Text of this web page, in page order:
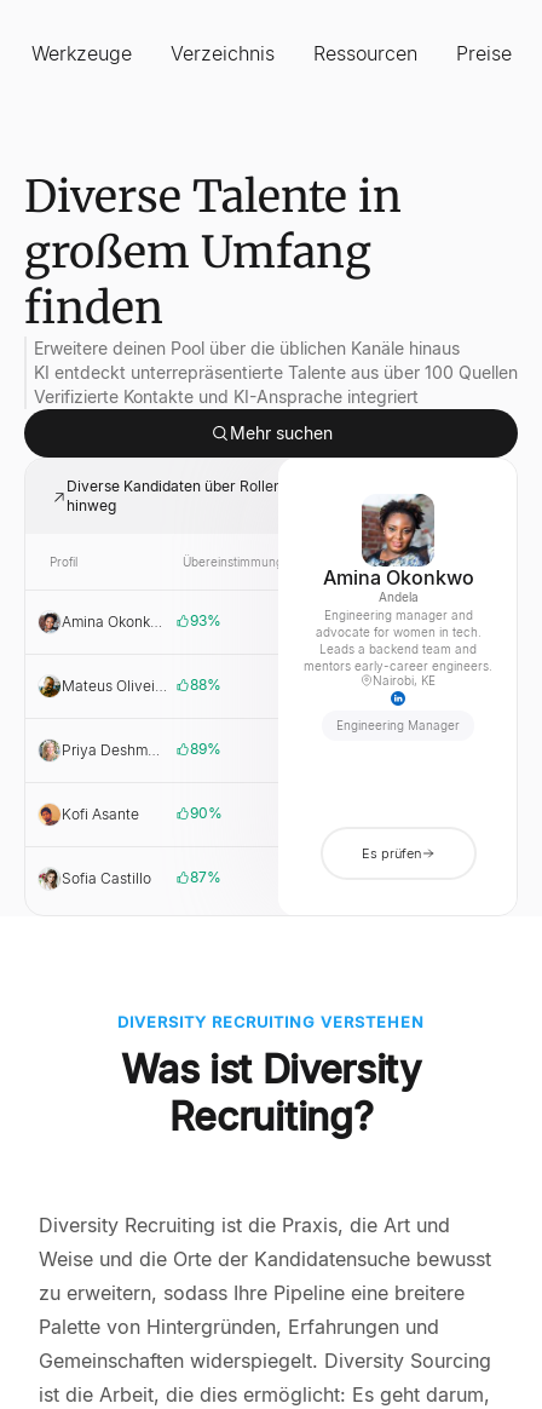
Werkzeuge Verzeichnis Ressourcen Preise
Diverse Talente in
großem Umfang
finden
Erweitere deinen Pool über die üblichen Kanäle hinaus
KI entdeckt unterrepräsentierte Talente aus über 100 Quellen
Verifizierte Kontakte und KI-Ansprache integriert
Mehr suchen
Diverse Kandidaten über Rollen, Geschlechter und Regionen
hinweg
Profil Übereinstimmung Unternehmen
Amina Okonkwo 93% Andela
Mateus Oliveira 88%
Priya Deshmukh 89%
Kofi Asante 90%
Sofia Castillo 87%
Amina Okonkwo
Andela
Engineering manager and
advocate for women in tech.
Leads a backend team and
mentors early-career engineers.
Nairobi, KE
Engineering Manager
Es prüfen
DIVERSITY RECRUITING VERSTEHEN
Was ist Diversity
Recruiting?
Diversity Recruiting ist die Praxis, die Art und
Weise und die Orte der Kandidatensuche bewusst
zu erweitern, sodass Ihre Pipeline eine breitere
Palette von Hintergründen, Erfahrungen und
Gemeinschaften widerspiegelt. Diversity Sourcing
ist die Arbeit, die dies ermöglicht: Es geht darum,